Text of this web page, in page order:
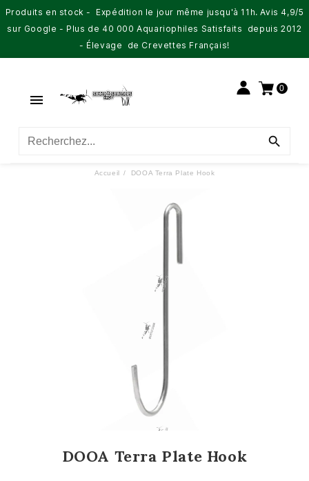
Produits en stock - Expédition le jour même jusqu'à 11h. Avis 4,9/5
sur Google - Plus de 40 000 Aquariophiles Satisfaits depuis 2012
- Élevage de Crevettes Français!

0

Accueil DOOA Terra Plate Hook
DOOA Terra Plate Hook